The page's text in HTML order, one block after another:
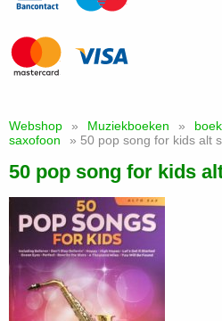
Webshop » Muziekboeken »
saxofoon
» 50 pop song for kids alt
50 pop song for kids